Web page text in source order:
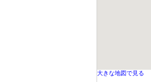
大きな地図で見る